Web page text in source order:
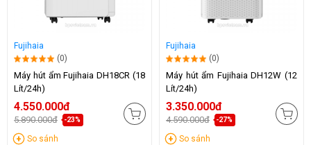
Fujihaia
(0)
Máy hút ẩm Fujihaia DH18CR (18
Lít/24h)
4.550.000đ
5.890.000đ -23%
So sánh
Fujihaia
(0)
Máy hút ẩm Fujihaia DH12W (12
Lít/24h)
3.350.000đ
4.590.000đ -27%
So sánh